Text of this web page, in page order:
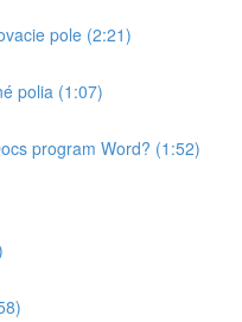
pole (2:21)
polia (1:07)
program Word? (1:52)